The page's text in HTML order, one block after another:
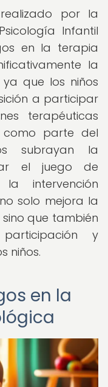
por la
Infantil
en la terapia
la
que los niños
a participar
terapéuticas
como parte del
subrayan la
el juego de
intervención
solo mejora la
que también
y
niños.
en la